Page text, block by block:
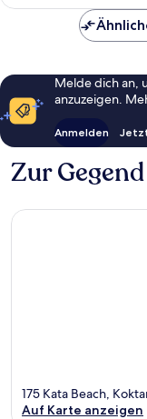
Melde dich an,
anzuzeigen.
Anmelden
Zur Gegend
175 Kata Beach,
Auf Karte anzeigen